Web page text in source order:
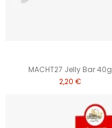
MACHT27 Jelly Bar 40g
2,20 €